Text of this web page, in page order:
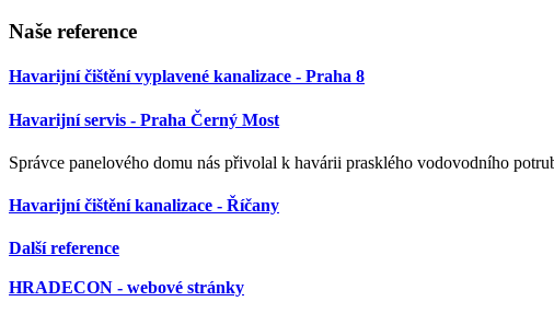
Naše reference
Havarijní čištění vyplavené kanalizace - Praha 8
Havarijní servis - Praha Černý Most
Správce panelového domu nás přivolal k havárii prasklého vodovodního
Havarijní čištění kanalizace - Říčany
Další reference
HRADECON - webové stránky